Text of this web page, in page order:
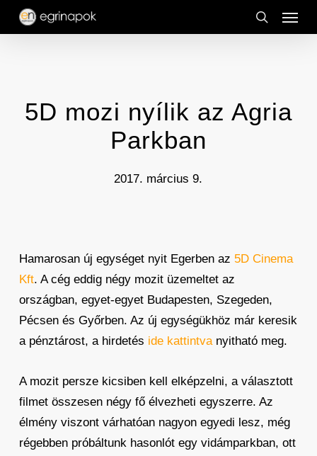
Skip
search
Menu
5D mozi nyílik az Agria
Parkban
2017. március 9.
Hamarosan új egységet nyit Egerben az 5D Cinema
Kft. A cég eddig négy mozit üzemeltet az
országban, egyet-egyet Budapesten, Szegeden,
Pécsen és Győrben. Az új egységükhöz már keresik
a pénztárost, a hirdetés ide kattintvanyitható meg.
A mozit persze kicsiben kell elképzelni, a választott
filmet összesen négy fő élvezheti egyszerre. Az
élmény viszont várhatóan nagyon egyedi lesz, még
régebben próbáltunk hasonlót egy vidámparkban, ott